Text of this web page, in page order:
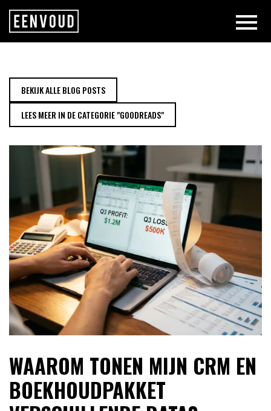
WAAROM TONEN MIJN CRM EN
BEKIJK ALLE BLOG POSTS
LEES MEER IN DE CATEGORIE "GOODREADS"
WAAROM TONEN MIJN CRM EN
BOEKHOUDPAKKET